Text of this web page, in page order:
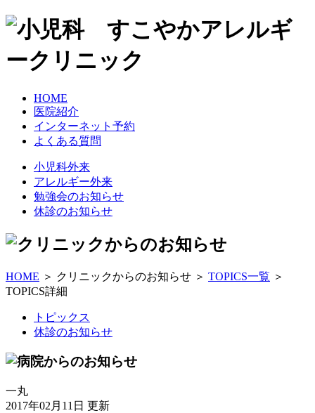
HOME
医院紹介
インターネット予約
よくある質問
小児科外来
アレルギー外来
勉強会のお知らせ
休診のお知らせ
HOME ＞ クリニックからのお知らせ ＞ TOPICS一覧 ＞
TOPICS詳細
トピックス
休診のお知らせ
一丸
2017年02月11日 更新